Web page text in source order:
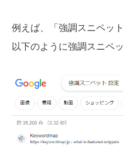
例えば、「強調スニペッ
以下のように強調スニペ